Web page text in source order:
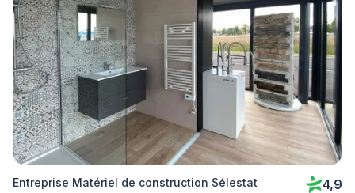
Entreprise Matériel de construction Sélestat 4,9